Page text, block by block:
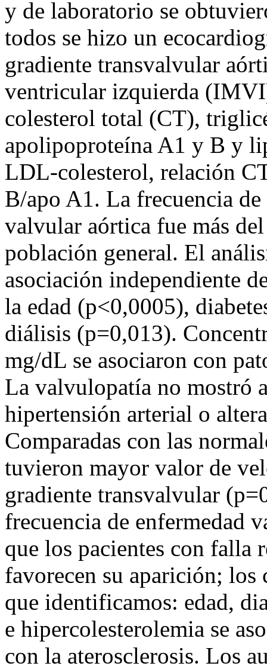
y de laboratorio se
todos se hizo un
gradiente transvalvular
ventricular izquierda
colesterol total (CT),
apolipoproteína A1 y B y
LDL-colesterol, relación
B/apo A1. La frecuencia
valvular aórtica fue más
población general. El
asociación independiente
la edad (p<0,0005),
diálisis (p=0,013).
mg/dL se asociaron con
La valvulopatía no mostró
hipertensión arterial o
Comparadas con las
tuvieron mayor valor de
gradiente transvalvular
frecuencia de enfermedad
que los pacientes con falla
favorecen su aparición; los
que identificamos: edad,
e hipercolesterolemia se
con la aterosclerosis. Los